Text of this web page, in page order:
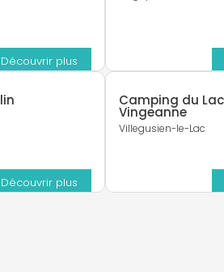
Découvrir plus
Découvrir plus
Camping du
Vingeanne
Villegusien-le-Lac